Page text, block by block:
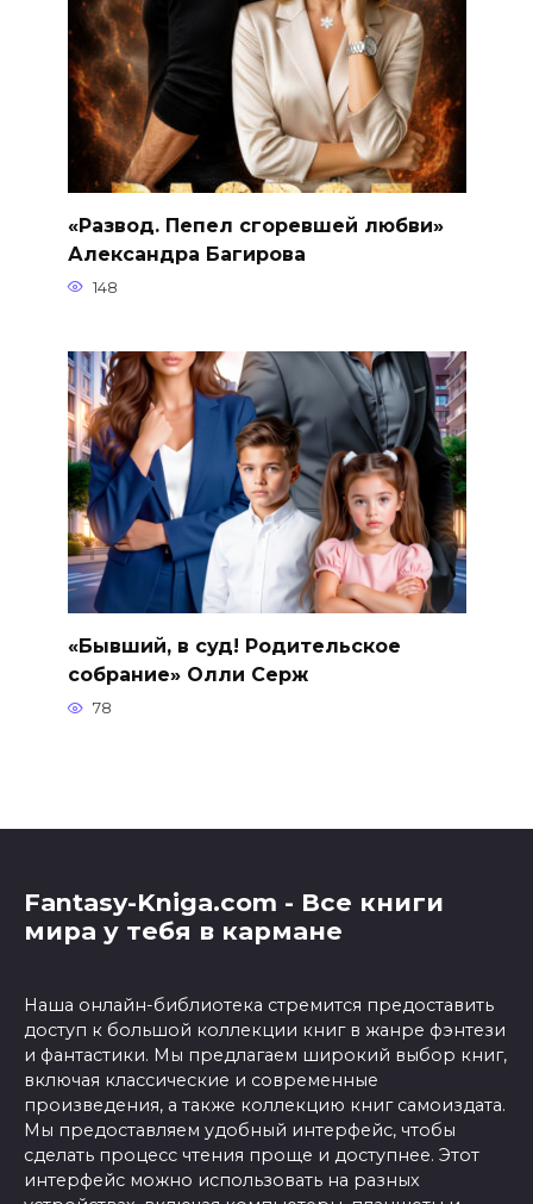
«Развод. Пепел сгоревшей любви»
Александра Багирова
148
«Бывший, в суд! Родительское
собрание» Олли Серж
78
Fantasy-Kniga.com - Все книги
мира у тебя в кармане
Наша онлайн-библиотека стремится предоставить
доступ к большой коллекции книг в жанре фэнтези
и фантастики. Мы предлагаем широкий выбор книг,
включая классические и современные
произведения, а также коллекцию книг самоиздата.
Мы предоставляем удобный интерфейс, чтобы
сделать процесс чтения проще и доступнее. Этот
интерфейс можно использовать на разных